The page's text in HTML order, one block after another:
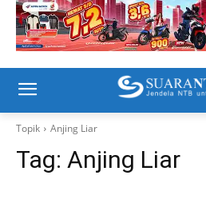
Topik Anjing Liar
Tag: Anjing Liar